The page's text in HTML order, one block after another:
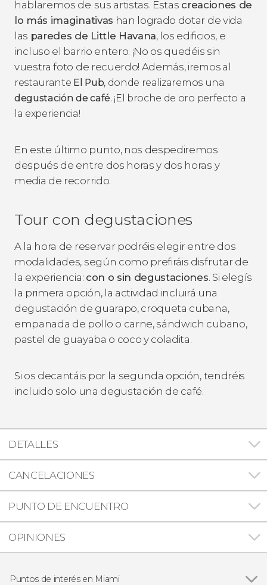
hablaremos de sus artistas. Estas creaciones de
lo más imaginativas han logrado dotar de vida
las paredes de Little Havana, los edificios, e
incluso el barrio entero. ¡No os quedéis sin
vuestra foto de recuerdo! Además, iremos al
restaurante El Pub, donde realizaremos una
degustación de café. ¡El broche de oro perfecto a
la experiencia!
En este último punto, nos despediremos
después de entre dos horas y dos horas y
media de recorrido.
Tour con degustaciones
A la hora de reservar podréis elegir entre dos
modalidades, según como prefiráis disfrutar de
la experiencia: con o sin degustaciones. Si elegís
la primera opción, la actividad incluirá una
degustación de guarapo, croqueta cubana,
empanada de pollo o carne, sándwich cubano,
pastel de guayaba o coco y coladita.
Si os decantáis por la segunda opción, tendréis
incluido solo una degustación de café.
DETALLES
CANCELACIONES
PUNTO DE ENCUENTRO
OPINIONES
Puntos de interés en Miami